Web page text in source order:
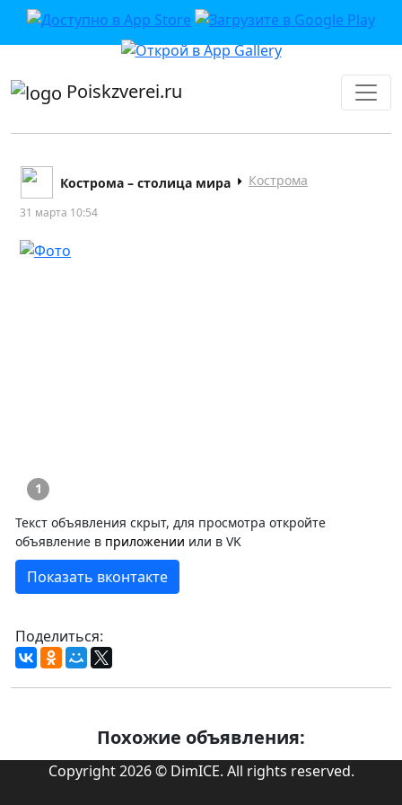
приложении или в VK">
Poiskzverei.ru
Кострома – столица мира Кострома
31 марта 10:54
1
Текст объявления скрыт, для просмотра откройте
объявление в приложении или в VK
Показать вконтакте
Поделиться:
Похожие объявления:
Copyright 2026 © DimICE. All rights reserved.